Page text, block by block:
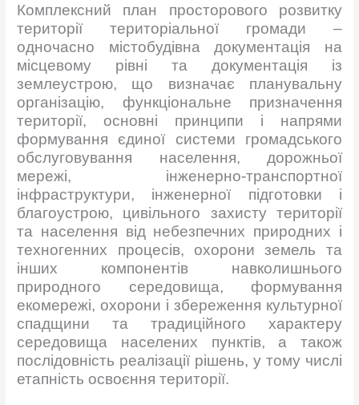
Комплексний план просторового розвитку
території територіальної громади –
одночасно містобудівна документація на
місцевому рівні та документація із
землеустрою, що визначає планувальну
організацію, функціональне призначення
території, основні принципи і напрями
формування єдиної системи громадського
обслуговування населення, дорожньої
мережі, інженерно-транспортної
інфраструктури, інженерної підготовки і
благоустрою, цивільного захисту території
та населення від небезпечних природних і
техногенних процесів, охорони земель та
інших компонентів навколишнього
природного середовища, формування
екомережі, охорони і збереження культурної
спадщини та традиційного характеру
середовища населених пунктів, а також
послідовність реалізації рішень, у тому числі
етапність освоєння території.